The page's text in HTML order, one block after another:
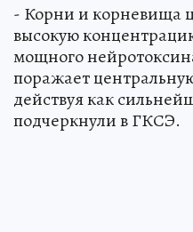
- Корни и корневища
высокую
мощного
поражает
действуя как
подчеркнули в ГКСЭ.